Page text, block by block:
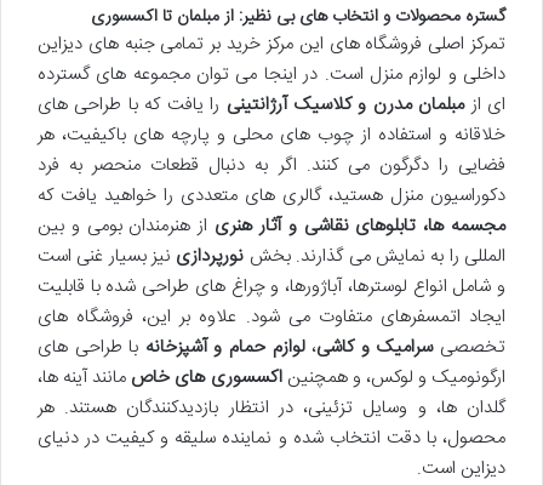
گستره محصولات و انتخاب های بی نظیر: از مبلمان تا اکسسوری
تمرکز اصلی فروشگاه های این مرکز خرید بر تمامی جنبه های دیزاین
داخلی و لوازم منزل است. در اینجا می توان مجموعه های گسترده
ای ازمبلمان مدرن و کلاسیک آرژانتینی را یافت که با طراحی های
خلاقانه و استفاده از چوب های محلی و پارچه های باکیفیت، هر
فضایی را دگرگون می کنند. اگر به دنبال قطعات منحصر به فرد
دکوراسیون منزل هستید، گالری های متعددی را خواهید یافت که
مجسمه ها، تابلوهای نقاشی و آثار هنری از هنرمندان بومی و بین
المللی را به نمایش می گذارند. بخش نورپردازی نیز بسیار غنی است
و شامل انواع لوسترها، آباژورها، و چراغ های طراحی شده با قابلیت
ایجاد اتمسفرهای متفاوت می شود. علاوه بر این، فروشگاه های
تخصصیسرامیک و کاشی،لوازم حمام و آشپزخانه با طراحی های
ارگونومیک و لوکس، و همچنیناکسسوری های خاص مانند آینه ها،
گلدان ها، و وسایل تزئینی، در انتظار بازدیدکنندگان هستند. هر
محصول، با دقت انتخاب شده و نماینده سلیقه و کیفیت در دنیای
دیزاین است.